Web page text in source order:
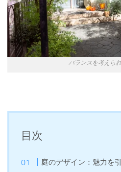
バランスを考えら
目次
庭のデザイン：魅力を